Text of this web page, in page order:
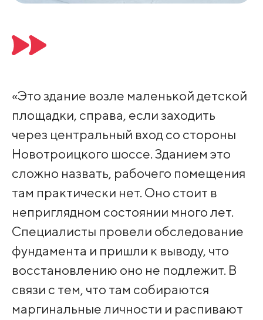
«Это здание возле маленькой детской
площадки, справа, если заходить
через центральный вход со стороны
Новотроицкого шоссе. Зданием это
сложно назвать, рабочего помещения
там практически нет. Оно стоит в
неприглядном состоянии много лет.
Специалисты провели обследование
фундамента и пришли к выводу, что
восстановлению оно не подлежит. В
связи с тем, что там собираются
маргинальные личности и распивают